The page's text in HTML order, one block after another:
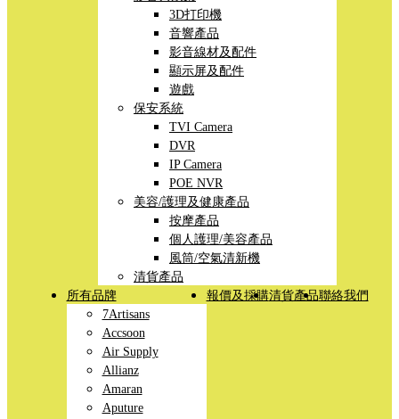
3D打印機
音響產品
影音線材及配件
顯示屏及配件
遊戲
保安系統
TVI Camera
DVR
IP Camera
POE NVR
美容/護理及健康產品
按摩產品
個人護理/美容產品
風筒/空氣清新機
清貨產品
所有品牌
7Artisans
Accsoon
Air Supply
Allianz
Amaran
Aputure
報價及採購清貨產品聯絡我們